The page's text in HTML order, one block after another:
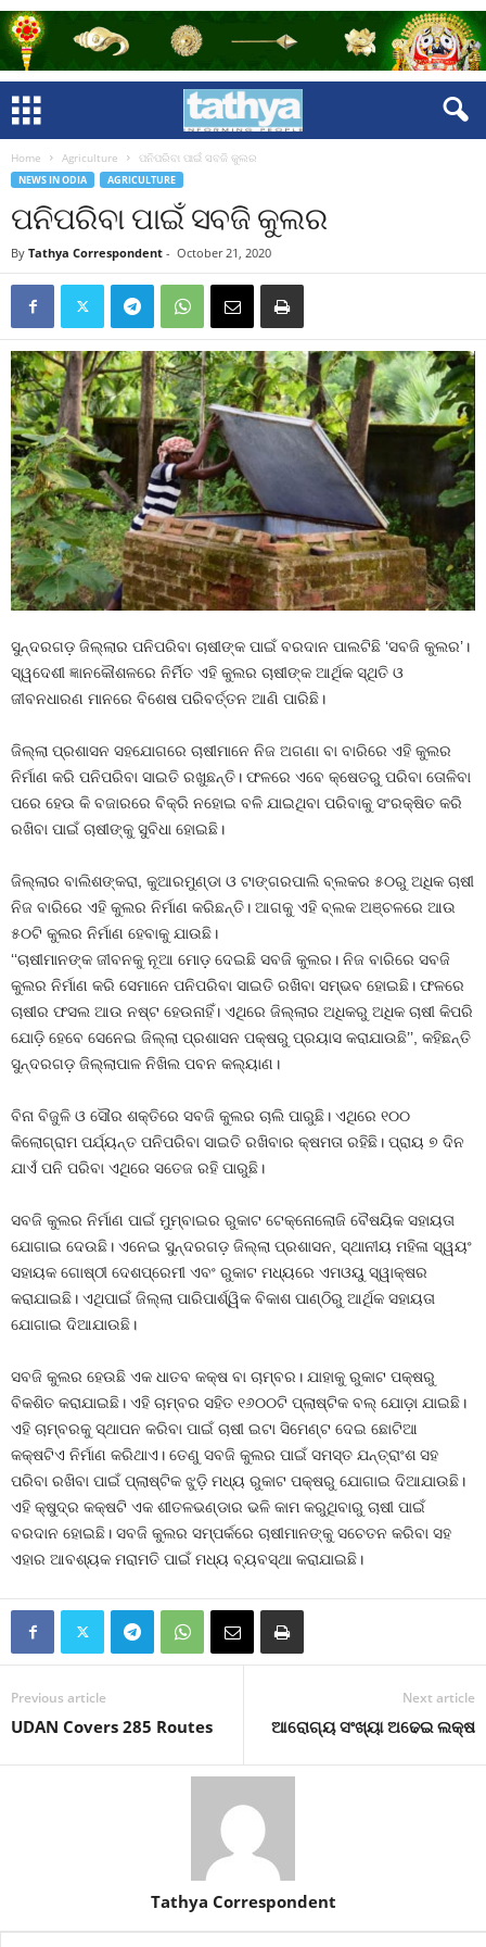
Home Agriculture ପନିପରିବା ପାଇଁ ସବଜି କୁଲର
NEWS IN ODIA AGRICULTURE
ପନିପରିବା ପାଇଁ ସବଜି କୁଲର
By Tathya Correspondent - October 21, 2020
ସୁନ୍ଦରଗଡ଼ ଜିଲ୍ଲାର ପନିପରିବା ଚାଷୀଙ୍କ ପାଇଁ ବରଦାନ ପାଲଟିଛି ‘ସବଜି କୁଲର’।
ସ୍ୱଦେଶୀ ଜ୍ଞାନକୌଶଳରେ ନିର୍ମିତ ଏହି କୁଲର ଚାଷୀଙ୍କ ଆର୍ଥିକ ସ୍ଥିତି ଓ
ଜୀବନଧାରଣ ମାନରେ ବିଶେଷ ପରିବର୍ତ୍ତନ ଆଣି ପାରିଛି।
ଜିଲ୍ଲା ପ୍ରଶାସନ ସହଯୋଗରେ ଚାଷୀମାନେ ନିଜ ଅଗଣା ବା ବାରିରେ ଏହି କୁଲର
ନିର୍ମାଣ କରି ପନିପରିବା ସାଇତି ରଖୁଛନ୍ତି। ଫଳରେ ଏବେ କ୍ଷେତରୁ ପରିବା ତୋଳିବା
ପରେ ହେଉ କି ବଜାରରେ ବିକ୍ରି ନହୋଇ ବଳି ଯାଇଥିବା ପରିବାକୁ ସଂରକ୍ଷିତ କରି
ରଖିବା ପାଇଁ ଚାଷୀଙ୍କୁ ସୁବିଧା ହୋଇଛି।
ଜିଲ୍ଲାର ବାଲିଶଙ୍କରା, କୁଆରମୁଣ୍ଡା ଓ ଟାଙ୍ଗରପାଲି ବ୍ଲକର ୫୦ରୁ ଅଧିକ ଚାଷୀ
ନିଜ ବାରିରେ ଏହି କୁଲର ନିର୍ମାଣ କରିଛନ୍ତି। ଆଗକୁ ଏହି ବ୍ଲକ ଅଞ୍ଚଳରେ ଆଉ
୫୦ଟି କୁଲର ନିର୍ମାଣ ହେବାକୁ ଯାଉଛି।
‘‘ଚାଷୀମାନଙ୍କ ଜୀବନକୁ ନୂଆ ମୋଡ଼ ଦେଇଛି ସବଜି କୁଲର। ନିଜ ବାରିରେ ସବଜି
କୁଲର ନିର୍ମାଣ କରି ସେମାନେ ପନିପରିବା ସାଇତି ରଖିବା ସମ୍ଭବ ହୋଇଛି। ଫଳରେ
ଚାଷୀର ଫସଲ ଆଉ ନଷ୍ଟ ହେଉନାହିଁ। ଏଥିରେ ଜିଲ୍ଲାର ଅଧିକରୁ ଅଧିକ ଚାଷୀ କିପରି
ଯୋଡ଼ି ହେବେ ସେନେଇ ଜିଲ୍ଲା ପ୍ରଶାସନ ପକ୍ଷରୁ ପ୍ରୟାସ କରାଯାଉଛି’’, କହିଛନ୍ତି
ସୁନ୍ଦରଗଡ଼ ଜିଲ୍ଲାପାଳ ନିଖିଲ ପବନ କଲ୍ୟାଣ।
ବିନା ବିଜୁଳି ଓ ସୌର ଶକ୍ତିରେ ସବଜି କୁଲର ଚାଲି ପାରୁଛି। ଏଥିରେ ୧୦୦
କିଲୋଗ୍ରାମ ପର୍ଯ୍ୟନ୍ତ ପନିପରିବା ସାଇତି ରଖିବାର କ୍ଷମତା ରହିଛି। ପ୍ରାୟ ୭ ଦିନ
ଯାଏଁ ପନି ପରିବା ଏଥିରେ ସତେଜ ରହି ପାରୁଛି।
ସବଜି କୁଲର ନିର୍ମାଣ ପାଇଁ ମୁମ୍ବାଇର ରୁକାଟ ଟେକ୍ନୋଲୋଜି ବୈଷୟିକ ସହାୟତା
ଯୋଗାଇ ଦେଉଛି। ଏନେଇ ସୁନ୍ଦରଗଡ଼ ଜିଲ୍ଲା ପ୍ରଶାସନ, ସ୍ଥାନୀୟ ମହିଳା ସ୍ୱୟଂ
ସହାୟକ ଗୋଷ୍ଠୀ ଦେଶପ୍ରେମୀ ଏବଂ ରୁକାଟ ମଧ୍ୟରେ ଏମଓୟୁ ସ୍ୱାକ୍ଷର
କରାଯାଇଛି। ଏଥିପାଇଁ ଜିଲ୍ଲା ପାରିପାର୍ଶ୍ୱିକ ବିକାଶ ପାଣ୍ଠିରୁ ଆର୍ଥିକ ସହାୟତା
ଯୋଗାଇ ଦିଆଯାଉଛି।
ସବଜି କୁଲର ହେଉଛି ଏକ ଧାତବ କକ୍ଷ ବା ଚାମ୍ବର। ଯାହାକୁ ରୁକାଟ ପକ୍ଷରୁ
ବିକଶିତ କରାଯାଇଛି। ଏହି ଚାମ୍ବର ସହିତ ୧୬୦୦ଟି ପ୍ଲାଷ୍ଟିକ ବଲ୍ ଯୋଡ଼ା ଯାଇଛି।
ଏହି ଚାମ୍ବରକୁ ସ୍ଥାପନ କରିବା ପାଇଁ ଚାଷୀ ଇଟା ସିମେଣ୍ଟ ଦେଇ ଛୋଟିଆ
କକ୍ଷଟିଏ ନିର୍ମାଣ କରିଥାଏ। ତେଣୁ ସବଜି କୁଲର ପାଇଁ ସମସ୍ତ ଯନ୍ତ୍ରାଂଶ ସହ
ପରିବା ରଖିବା ପାଇଁ ପ୍ଲାଷ୍ଟିକ ଝୁଡ଼ି ମଧ୍ୟ ରୁକାଟ ପକ୍ଷରୁ ଯୋଗାଇ ଦିଆଯାଉଛି।
ଏହି କ୍ଷୁଦ୍ର କକ୍ଷଟି ଏକ ଶୀତଳଭଣ୍ଡାର ଭଳି କାମ କରୁଥିବାରୁ ଚାଷୀ ପାଇଁ
ବରଦାନ ହୋଇଛି। ସବଜି କୁଲର ସମ୍ପର୍କରେ ଚାଷୀମାନଙ୍କୁ ସଚେତନ କରିବା ସହ
ଏହାର ଆବଶ୍ୟକ ମରାମତି ପାଇଁ ମଧ୍ୟ ବ୍ୟବସ୍ଥା କରାଯାଇଛି।
Previous article
UDAN Covers 285 Routes
Next article
ଆରୋଗ୍ୟ ସଂଖ୍ୟା ଅଢେଇ ଲକ୍ଷ
Tathya Correspondent